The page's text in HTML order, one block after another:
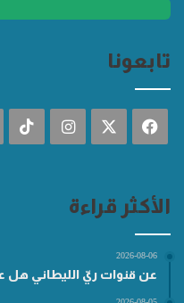
تابعونا
فيسبوك انستقرام
الأكثر قراءة
2026-08-06
عن قنوات ريّ الليطاني هل